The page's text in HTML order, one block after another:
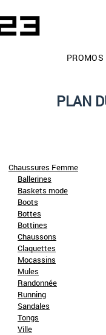
PROMOS
PLAN
Chaussures Femme
Ballerines
Baskets mode
Boots
Bottes
Bottines
Chaussons
Claquettes
Mocassins
Mules
Randonnée
Running
Sandales
Tongs
Ville